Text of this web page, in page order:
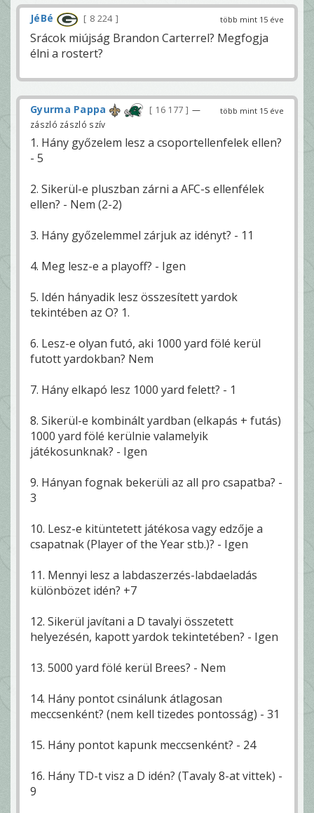
több mint 15 éve
JéBé 8 224
Srácok miújság Brandon Carterrel? Megfogja
élni a rostert?
több mint 15 éve
Gyurma Pappa 16 177
—
zászló zászló szív
1. Hány győzelem lesz a csoportellenfelek ellen?
- 5
2. Sikerül-e pluszban zárni a AFC-s ellenfélek
ellen? - Nem (2-2)
3. Hány győzelemmel zárjuk az idényt? - 11
4. Meg lesz-e a playoff? - Igen
5. Idén hányadik lesz összesített yardok
tekintében az O? 1.
6. Lesz-e olyan futó, aki 1000 yard fölé kerül
futott yardokban? Nem
7. Hány elkapó lesz 1000 yard felett? - 1
8. Sikerül-e kombinált yardban (elkapás + futás)
1000 yard fölé kerülnie valamelyik
játékosunknak? - Igen
9. Hányan fognak bekerüli az all pro csapatba? -
3
10. Lesz-e kitüntetett játékosa vagy edzője a
csapatnak (Player of the Year stb.)? - Igen
11. Mennyi lesz a labdaszerzés-labdaeladás
különbözet idén? +7
12. Sikerül javítani a D tavalyi összetett
helyezésén, kapott yardok tekintetében? - Igen
13. 5000 yard fölé kerül Brees? - Nem
14. Hány pontot csinálunk átlagosan
meccsenként? (nem kell tizedes pontosság) - 31
15. Hány pontot kapunk meccsenként? - 24
16. Hány TD-t visz a D idén? (Tavaly 8-at vittek) -
9